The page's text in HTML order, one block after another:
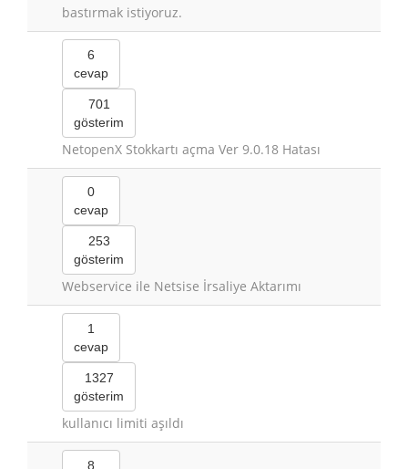
bastırmak istiyoruz.
6
cevap
701
gösterim
NetopenX Stokkartı açma Ver 9.0.18 Hatası
0
cevap
253
gösterim
Webservice ile Netsise İrsaliye Aktarımı
1
cevap
1327
gösterim
kullanıcı limiti aşıldı
8